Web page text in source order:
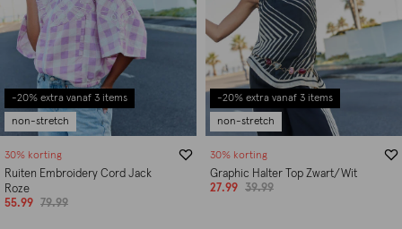
-20% extra vanaf 3 items
non-stretch
30% korting
Ruiten Embroidery Cord Jack
Roze
55.99
79.99
-20% extra vanaf 3 items
non-stretch
30% korting
Graphic Halter Top Zwart/Wit
27.99
39.99